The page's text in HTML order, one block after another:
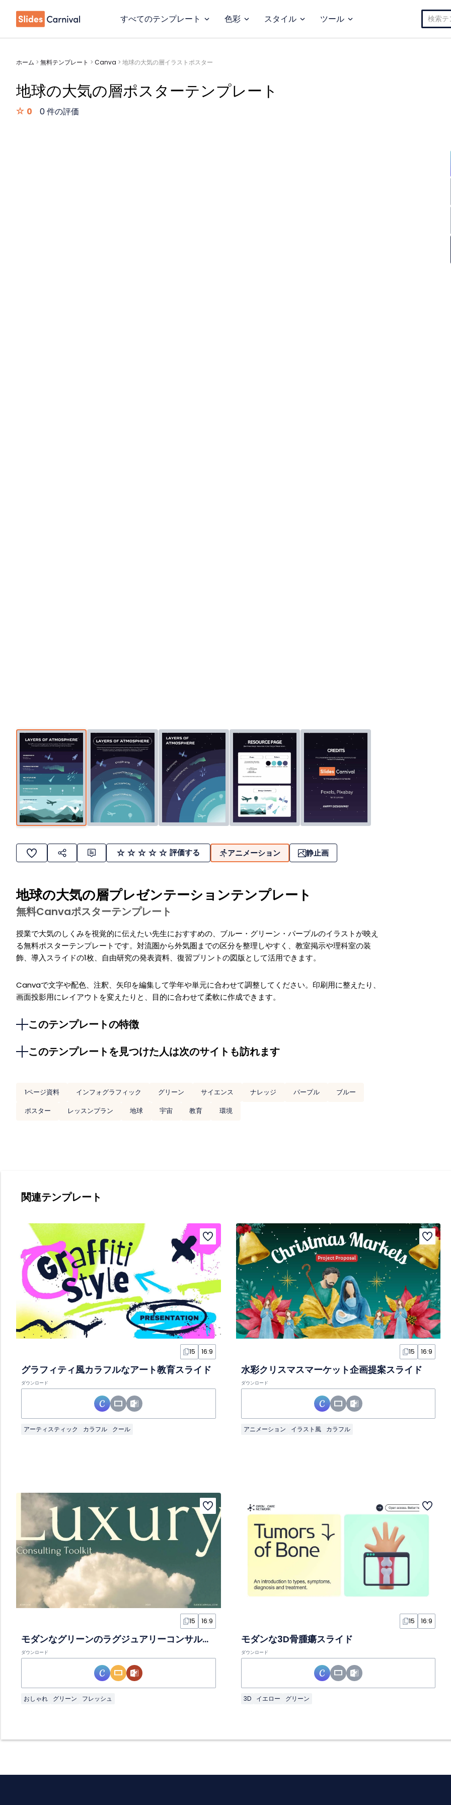
すべてのテンプレート 色彩 スタイル ツール
検
索:
ホーム > 無料テンプレート > Canva > 地球の大気の層イラストポスター
地球の大気の層ポスターテンプレート
0 0 件の評価
評価する アニメーション 静止画
地球の大気の層プレゼンテーションテンプレート
無料Canvaポスターテンプレート
授業で大気のしくみを視覚的に伝えたい先生におすすめの、ブルー・グリーン・パープルのイラストが映え
る無料ポスターテンプレートです。対流圏から外気圏までの区分を整理しやすく、教室掲示や理科室の装
飾、導入スライドの1枚、自由研究の発表資料、復習プリントの図版として活用できます。
Canvaで文字や配色、注釈、矢印を編集して学年や単元に合わせて調整してください。印刷用に整えたり、
画面投影用にレイアウトを変えたりと、目的に合わせて柔軟に作成できます。
このテンプレートの特徴
このテンプレートを見つけた人は次のサイトも訪れます
1ページ資料 インフォグラフィック グリーン サイエンス ナレッジ パープル
ブルー
ポスター
レッスンプラン 地球 宇宙 教育 環境
関連テンプレート
15 16:9
グラフィティ風カラフルなアート教育スライド
ダウンロード
アーティスティック カラフル クール
15 16:9
水彩クリスマスマーケット企画提案スライド
ダウンロード
アニメーション イラスト風 カラフル
15 16:9
モダンなグリーンのラグジュアリーコンサルスライド
ダウンロード
おしゃれ グリーン フレッシュ
15 16:9
モダンな3D骨腫瘍スライド
ダウンロード
3D イエロー グリーン